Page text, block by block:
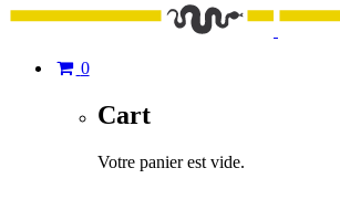
0
Cart
Votre panier est vide.